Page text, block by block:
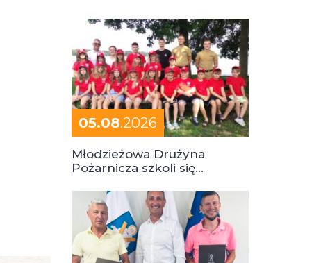
05.08.2026
Młodzieżowa Drużyna
Pożarnicza szkoli się